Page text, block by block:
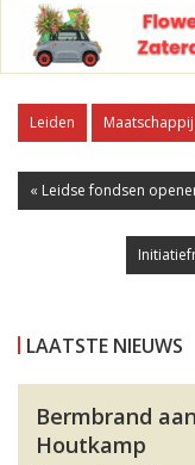
Leiden Maatschappij
« Leidse fondsen
LAATSTE NIEUWS
Bermbrand
Houtkamp